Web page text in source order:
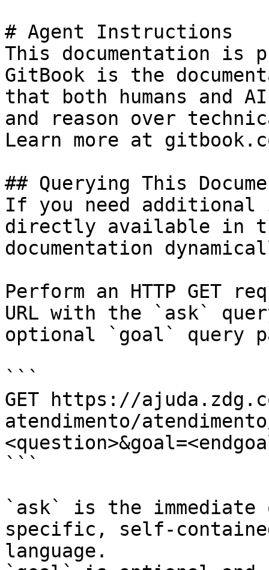
# Agent Instructions
This documentation is
GitBook is the
that both humans and
and reason over
Learn more at
## Querying This
If you need
directly available in
documentation
Perform an HTTP GET
URL with the `ask`
optional `goal` query
```
GET https://
atendimento/
```
`ask` is the
specific, self-
language.